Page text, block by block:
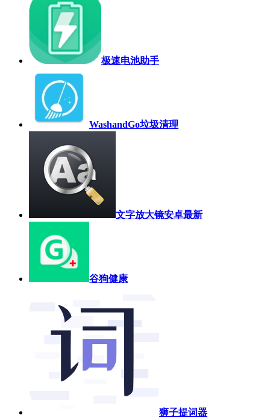
极速电池助手
WashandGo垃圾清理
文字放大镜安卓最新
谷狗健康
狮子提词器